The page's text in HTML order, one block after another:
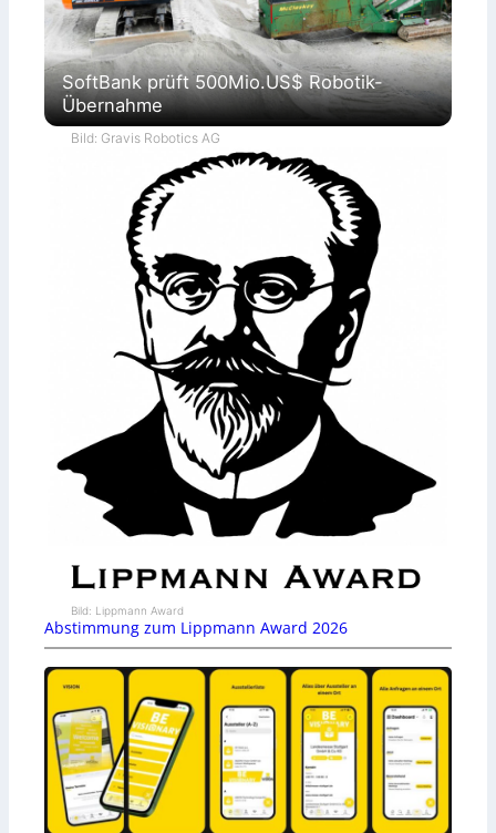
SoftBank prüft 500Mio.US$ Robotik-
Übernahme
Bild: Gravis Robotics AG
Bild: Lippmann Award
Abstimmung zum Lippmann Award 2026